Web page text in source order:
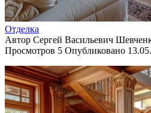
Отделка
Автор Сергей Васильевич
Просмотров 5 Опубликовано